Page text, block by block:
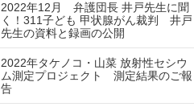
2022年12月 弁護団長 井戸先生に聞
く！311子ども 甲状腺がん裁判 井戸
先生の資料と録画の公開
2022年タケノコ・山菜 放射性セシウ
ム測定プロジェクト 測定結果のご報
告